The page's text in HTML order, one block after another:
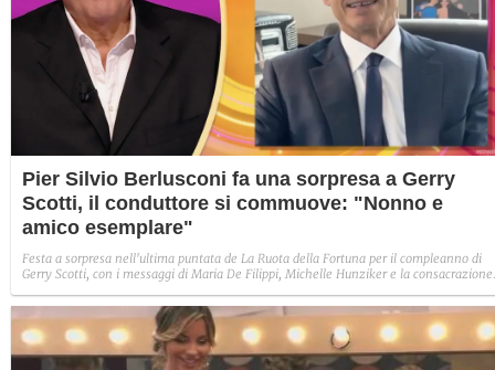
Pier Silvio Berlusconi fa una sorpresa a Gerry
Scotti, il conduttore si commuove: "Nonno e
amico esemplare"
Festa a sorpresa nell'ultima puntata de La Ruota della Fortuna per il compleanno di
Gerry Scotti, con i messaggi di Maria De Filippi, Michelle Hunziker e la consacrazione
grande valore umano".